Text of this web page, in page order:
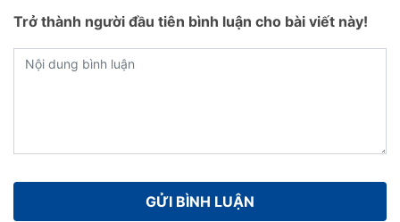
Trở thành người đầu tiên bình luận cho bài viết này!